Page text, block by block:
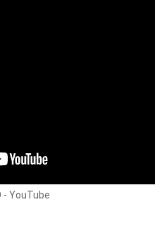
- YouTube